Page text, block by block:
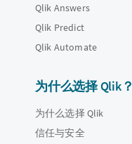
Qlik Answers
Qlik Predict
Qlik Automate
为什么选择 Qlik？
为什么选择 Qlik
信任与安全